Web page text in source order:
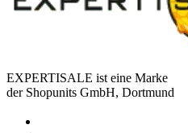
EXPERTISALE ist eine Marke
der Shopunits GmbH, Dortmund